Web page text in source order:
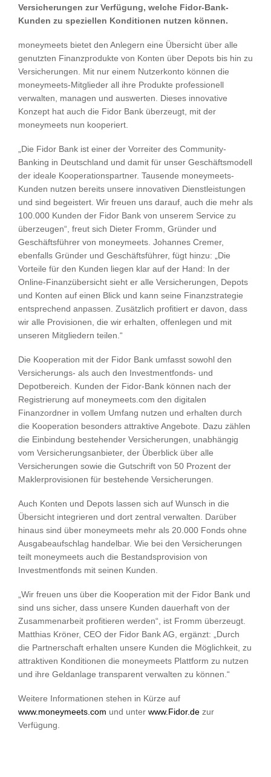
Versicherungen zur Verfügung, welche Fidor-Bank-
Kunden zu speziellen Konditionen nutzen können.
moneymeets bietet den Anlegern eine Übersicht über alle
genutzten Finanzprodukte von Konten über Depots bis hin zu
Versicherungen. Mit nur einem Nutzerkonto können die
moneymeets-Mitglieder all ihre Produkte professionell
verwalten, managen und auswerten. Dieses innovative
Konzept hat auch die Fidor Bank überzeugt, mit der
moneymeets nun kooperiert.
„Die Fidor Bank ist einer der Vorreiter des Community-
Banking in Deutschland und damit für unser Geschäftsmodell
der ideale Kooperationspartner. Tausende moneymeets-
Kunden nutzen bereits unsere innovativen Dienstleistungen
und sind begeistert. Wir freuen uns darauf, auch die mehr als
100.000 Kunden der Fidor Bank von unserem Service zu
überzeugen“, freut sich Dieter Fromm, Gründer und
Geschäftsführer von moneymeets. Johannes Cremer,
ebenfalls Gründer und Geschäftsführer, fügt hinzu: „Die
Vorteile für den Kunden liegen klar auf der Hand: In der
Online-Finanzübersicht sieht er alle Versicherungen, Depots
und Konten auf einen Blick und kann seine Finanzstrategie
entsprechend anpassen. Zusätzlich profitiert er davon, dass
wir alle Provisionen, die wir erhalten, offenlegen und mit
unseren Mitgliedern teilen.“
Die Kooperation mit der Fidor Bank umfasst sowohl den
Versicherungs- als auch den Investmentfonds- und
Depotbereich. Kunden der Fidor-Bank können nach der
Registrierung auf moneymeets.com den digitalen
Finanzordner in vollem Umfang nutzen und erhalten durch
die Kooperation besonders attraktive Angebote. Dazu zählen
die Einbindung bestehender Versicherungen, unabhängig
vom Versicherungsanbieter, der Überblick über alle
Versicherungen sowie die Gutschrift von 50 Prozent der
Maklerprovisionen für bestehende Versicherungen.
Auch Konten und Depots lassen sich auf Wunsch in die
Übersicht integrieren und dort zentral verwalten. Darüber
hinaus sind über moneymeets mehr als 20.000 Fonds ohne
Ausgabeaufschlag handelbar. Wie bei den Versicherungen
teilt moneymeets auch die Bestandsprovision von
Investmentfonds mit seinen Kunden.
„Wir freuen uns über die Kooperation mit der Fidor Bank und
sind uns sicher, dass unsere Kunden dauerhaft von der
Zusammenarbeit profitieren werden“, ist Fromm überzeugt.
Matthias Kröner, CEO der Fidor Bank AG, ergänzt: „Durch
die Partnerschaft erhalten unsere Kunden die Möglichkeit, zu
attraktiven Konditionen die moneymeets Plattform zu nutzen
und ihre Geldanlage transparent verwalten zu können.“
Weitere Informationen stehen in Kürze auf
www.moneymeets.com und unter www.Fidor.de zur
Verfügung.